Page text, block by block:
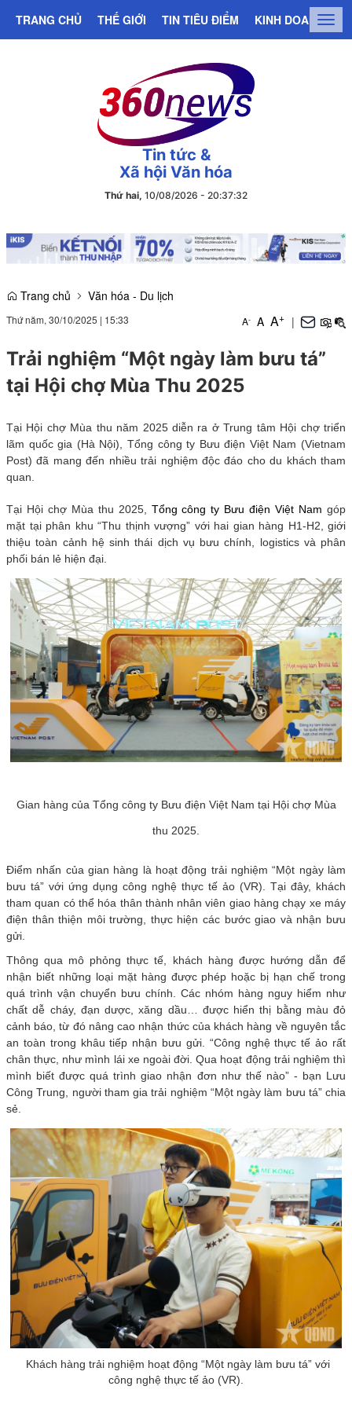
TRANG CHỦ THẾ GIỚI TIN TIÊU ĐIỂM KINH DOANH
Tin tức &
Xã hội Văn hóa
Thứ hai, 10/08/2026 - 20:37:32
Trang chủ Văn hóa - Du lịch
Thứ năm, 30/10/2025 | 15:33 A- A A+ |
Trải nghiệm “Một ngày làm bưu tá”
tại Hội chợ Mùa Thu 2025
Tại Hội chợ Mùa thu năm 2025 diễn ra ở Trung tâm Hội chợ triển
lãm quốc gia (Hà Nội), Tổng công ty Bưu điện Việt Nam (Vietnam
Post) đã mang đến nhiều trải nghiệm độc đáo cho du khách tham
quan.
Tại Hội chợ Mùa thu 2025, Tổng công ty Bưu điện Việt Nam góp
mặt tại phân khu “Thu thịnh vượng” với hai gian hàng H1-H2, giới
thiệu toàn cảnh hệ sinh thái dịch vụ bưu chính, logistics và phân
phối bán lẻ hiện đại.
Gian hàng của Tổng công ty Bưu điện Việt Nam tại Hội chợ Mùa
thu 2025.
Điểm nhấn của gian hàng là hoạt động trải nghiệm “Một ngày làm
bưu tá” với ứng dụng công nghệ thực tế ảo (VR). Tại đây, khách
tham quan có thể hóa thân thành nhân viên giao hàng chạy xe máy
điện thân thiện môi trường, thực hiện các bước giao và nhận bưu
gửi.
Thông qua mô phỏng thực tế, khách hàng được hướng dẫn để
nhận biết những loại mặt hàng được phép hoặc bị hạn chế trong
quá trình vận chuyển bưu chính. Các nhóm hàng nguy hiểm như
chất dễ cháy, đạn dược, xăng dầu… được hiển thị bằng màu đỏ
cảnh báo, từ đó nâng cao nhận thức của khách hàng về nguyên tắc
an toàn trong khâu tiếp nhận bưu gửi. “Công nghệ thực tế ảo rất
chân thực, như mình lái xe ngoài đời. Qua hoạt động trải nghiệm thì
mình biết được quá trình giao nhận đơn như thế nào” - bạn Lưu
Công Trung, người tham gia trải nghiệm “Một ngày làm bưu tá” chia
sẻ.
Khách hàng trải nghiệm hoạt động “Một ngày làm bưu tá” với
công nghệ thực tế ảo (VR).